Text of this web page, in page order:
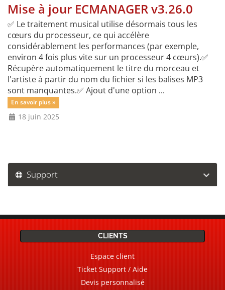
Mise à jour ECMANAGER v3.26.0
✅ Le traitement musical utilise désormais tous les
cœurs du processeur, ce qui accélère
considérablement les performances (par exemple,
environ 4 fois plus vite sur un processeur 4 cœurs).✅
Récupère automatiquement le titre du morceau et
l'artiste à partir du nom du fichier si les balises MP3
sont manquantes.✅ Ajout d'une option ...
En savoir plus »
18 juin 2025
Support
CLIENTS
Espace client
Ticket Support / Aide
Devis personnalisé